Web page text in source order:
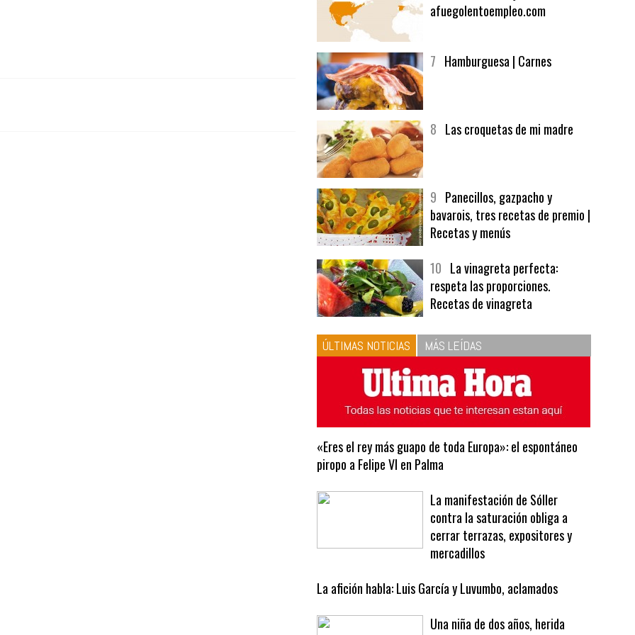
afuegolentoempleo.com
bavarois, tres recetas de premio |
Recetas y menús
respeta las proporciones.
Recetas de vinagreta
ÚLTIMAS NOTICIAS MÁS LEÍDAS
«Eres el rey más guapo de toda Europa»: el espontáneo
piropo a Felipe VI en Palma
La manifestación de Sóller
cerrar terrazas, expositores y